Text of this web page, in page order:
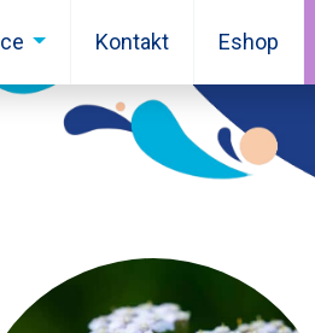
Kontakt Eshop